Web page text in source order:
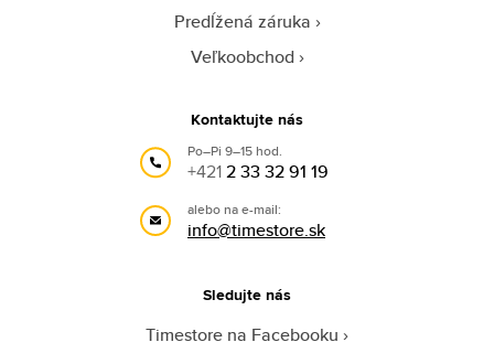
Predĺžená záruka
Veľkoobchod
Kontaktujte nás
Po–Pi 9–15 hod.
+4212 33 32 91 19
alebo na e-mail:
info@timestore.sk
Sledujte nás
Timestore na Facebooku